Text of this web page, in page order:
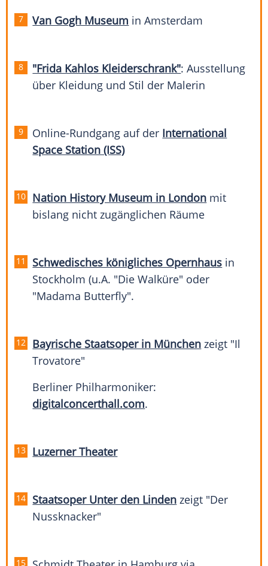
Van Gogh Museum in Amsterdam
"Frida Kahlos Kleiderschrank": Ausstellung
über Kleidung und Stil der Malerin
Online-Rundgang auf der International
Space Station (ISS)
Nation History Museum in London mit
bislang nicht zugänglichen Räume
Schwedisches königliches Opernhaus in
Stockholm (u.A. "Die Walküre" oder
"Madama Butterfly".
Bayrische Staatsoper in München zeigt "Il
Trovatore"
Berliner Philharmoniker:
digitalconcerthall.com.
Luzerner Theater
Staatsoper Unter den Linden zeigt "Der
Nussknacker"